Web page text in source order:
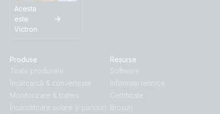
Acesta
este
Victron
Produse
Toate produsele
Încărcarcă & convertește
Monitorizare & baterii
Încărcătoare solare și panouri
Resurse
Software
Informații tehnice
Certificate
Broșuri